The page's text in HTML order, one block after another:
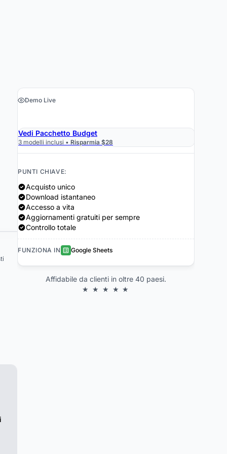
Demo Live
Vedi Pacchetto Budget
3 modelli inclusi • Risparmia $28
PUNTI CHIAVE:
Acquisto unico
Download istantaneo
Accesso a vita
Aggiornamenti gratuiti per sempre
Controllo totale
FUNZIONA IN Google Sheets
Affidabile da clienti in oltre 40 paesi.
★ ★ ★ ★ ★